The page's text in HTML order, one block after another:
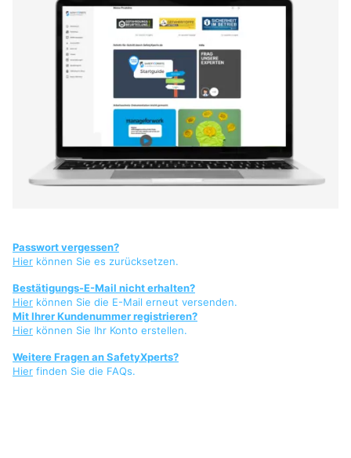
Passwort vergessen?
Hier können Sie es zurücksetzen.
Bestätigungs-E-Mail nicht erhalten?
Hier können Sie die E-Mail erneut versenden.
Mit Ihrer Kundenummer registrieren?
Hier können Sie Ihr Konto erstellen.
Weitere Fragen an SafetyXperts?
Hier finden Sie die FAQs.